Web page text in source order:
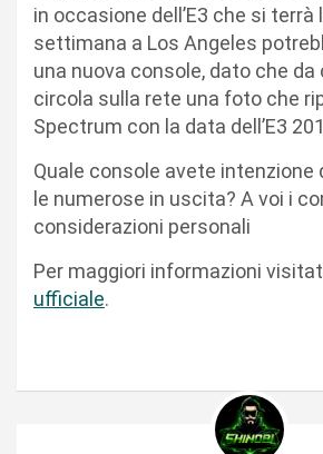
in occasione dell’E3 che si terrà
settimana a Los Angeles
una nuova console, dato che da
circola sulla rete una foto che
Spectrum con la data dell’E3
Quale console avete intenzione
le numerose in uscita? A voi i
considerazioni personali
Per maggiori informazioni
ufficiale.